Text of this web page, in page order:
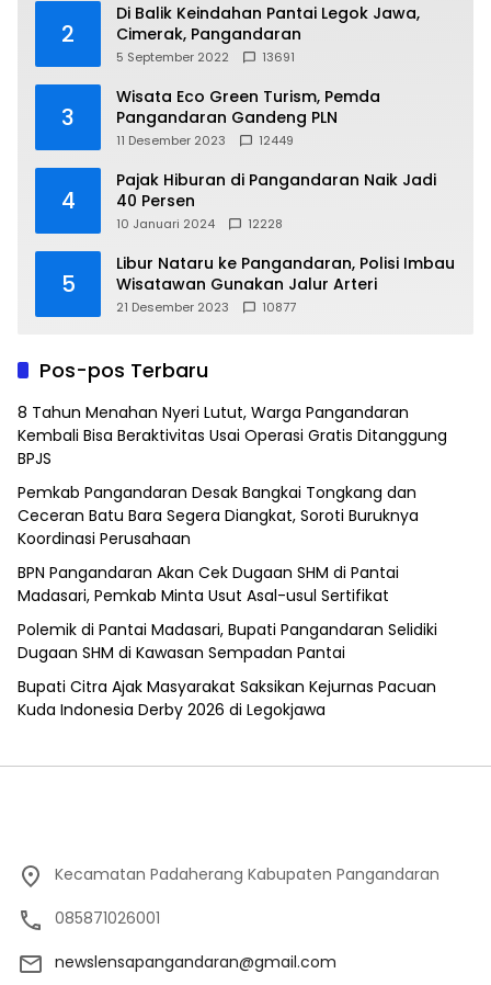
2
Di Balik Keindahan Pantai Legok Jawa,
Cimerak, Pangandaran
5 September 2022 13691
3
Wisata Eco Green Turism, Pemda
Pangandaran Gandeng PLN
11 Desember 2023 12449
4
Pajak Hiburan di Pangandaran Naik Jadi
40 Persen
10 Januari 2024 12228
5
Libur Nataru ke Pangandaran, Polisi Imbau
Wisatawan Gunakan Jalur Arteri
21 Desember 2023 10877
Pos-pos Terbaru
8 Tahun Menahan Nyeri Lutut, Warga Pangandaran
Kembali Bisa Beraktivitas Usai Operasi Gratis Ditanggung
BPJS
Pemkab Pangandaran Desak Bangkai Tongkang dan
Ceceran Batu Bara Segera Diangkat, Soroti Buruknya
Koordinasi Perusahaan
BPN Pangandaran Akan Cek Dugaan SHM di Pantai
Madasari, Pemkab Minta Usut Asal-usul Sertifikat
Polemik di Pantai Madasari, Bupati Pangandaran Selidiki
Dugaan SHM di Kawasan Sempadan Pantai
Bupati Citra Ajak Masyarakat Saksikan Kejurnas Pacuan
Kuda Indonesia Derby 2026 di Legokjawa
Kecamatan Padaherang Kabupaten Pangandaran
085871026001
newslensapangandaran@gmail.com